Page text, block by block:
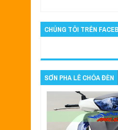
CHÚNG TÔI TRÊN
SƠN PHA LÊ CHÓA ĐÈN